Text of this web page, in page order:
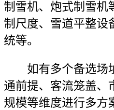
制雪机、炮式制雪机
制尺度、雪道平整设
统等。
如有多个备选场
通前提、客流笼盖、
规模等维度进行多方